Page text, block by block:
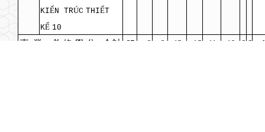
KIẾN TRÚC THIẾT
KẾ 10
專 業 必 修 學 分 合計 85 8 8 13 13 11 10 8 6
4